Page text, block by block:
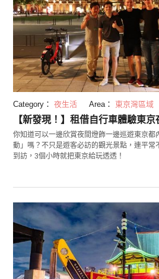
Category： 夜生活 Area： 東京灣區域
【新發現！】租借自行車體驗東京
你知道可以一邊欣賞夜間燈飾一邊巡遊東京都
動」嗎？不只是遊客必訪的觀光景點，連平常
到訪，3個小時就把東京給玩透透！